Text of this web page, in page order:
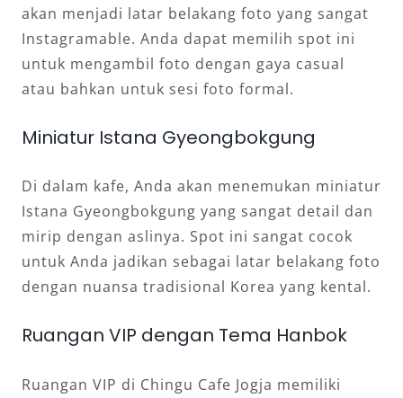
akan menjadi latar belakang foto yang sangat
Instagramable. Anda dapat memilih spot ini
untuk mengambil foto dengan gaya casual
atau bahkan untuk sesi foto formal.
Miniatur Istana Gyeongbokgung
Di dalam kafe, Anda akan menemukan miniatur
Istana Gyeongbokgung yang sangat detail dan
mirip dengan aslinya. Spot ini sangat cocok
untuk Anda jadikan sebagai latar belakang foto
dengan nuansa tradisional Korea yang kental.
Ruangan VIP dengan Tema Hanbok
Ruangan VIP di Chingu Cafe Jogja memiliki